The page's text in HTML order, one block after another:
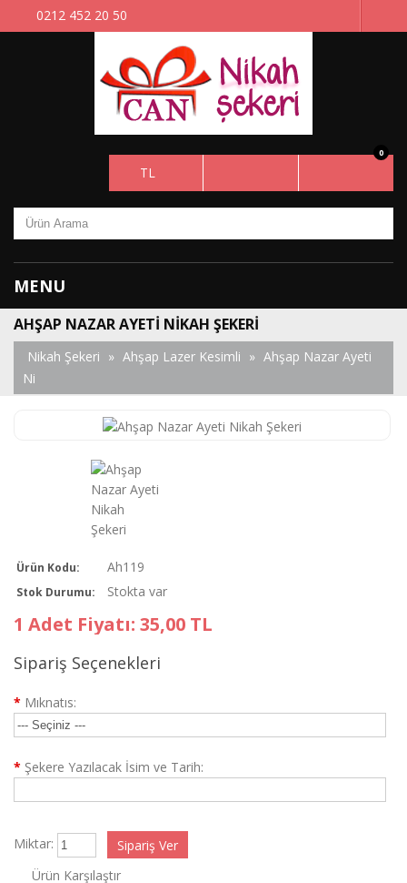
0212 452 20 50
TL
0
MENU
Nikah Şekeri » Ahşap Lazer Kesimli » Ahşap Nazar Ayeti
Ni
AHŞAP NAZAR AYETI NIKAH ŞEKERI
Ürün Kodu: Ah119
Stok Durumu: Stokta var
1 Adet Fiyatı: 35,00 TL
Sipariş Seçenekleri
* Mıknatıs:
* Şekere Yazılacak İsim ve Tarih:
Miktar:
Ürün Karşılaştır